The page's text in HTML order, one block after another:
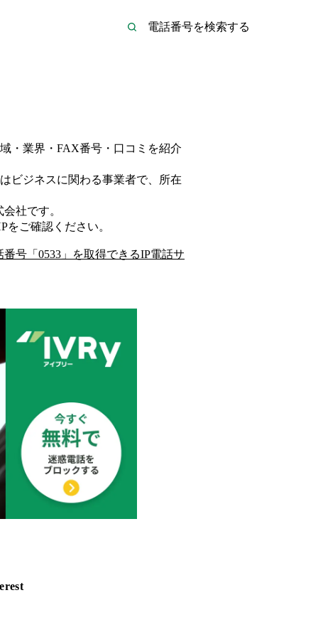
・業界・FAX番号・口コミを紹介
ビジネスに関わる事業者で、所在
会社です。
をご確認ください。
号「 0533 」を取得できるIP電話サ